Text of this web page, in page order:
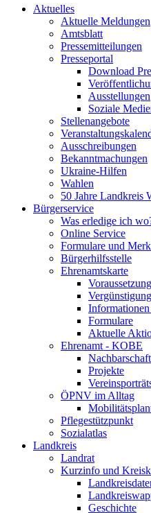
Aktuelles
Aktuelle Meldungen
Amtsblatt
Pressemitteilungen
Presseportal
Download
Ausstellungen
Soziale
Stellenangebote
Ausschreibungen
Bekanntmachungen
Ukraine-Hilfen
Wahlen
50 Jahre Landkreis
Bürgerservice
Was erledige ich
Online Service
Formulare und
Bürgerhilfsstelle
Ehrenamtskarte
Formulare
Aktuelle
Ehrenamt - KOBE
Projekte
ÖPNV im Alltag
Pflegestützpunkt
Sozialatlas
Landkreis
Landrat
Kurzinfo und
Geschichte